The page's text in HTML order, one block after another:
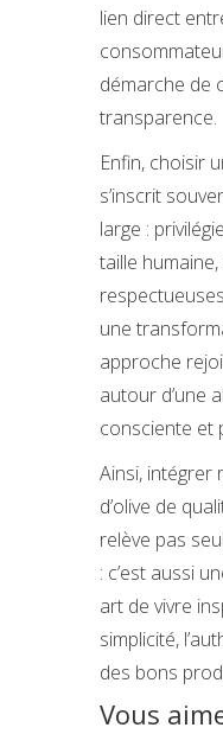
lien direct
démarche de
transparence.
Enfin, choisir
s’inscrit
large :
taille
une
approche
autour d’une
consciente et
Ainsi, intégrer
d’olive de
relève pas
: c’est aussi
art de vivre
simplicité,
des bons
Vous